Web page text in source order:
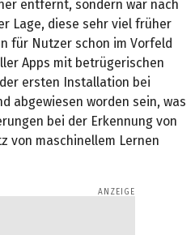
entfernt, sondern war nach
Lage, diese sehr viel früher
für Nutzer schon im Vorfeld
Apps mit betrügerischen
ersten Installation bei
abgewiesen worden sein, was
bei der Erkennung von
von maschinellem Lernen